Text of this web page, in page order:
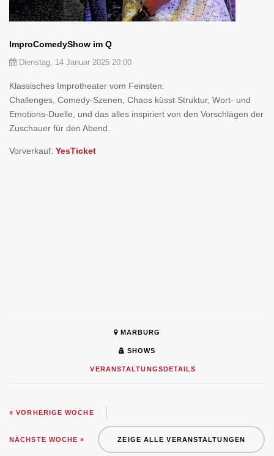
ImproComedyShow im Q
Dienstag, 14 Januar 2025 20:00
Klassisches Improtheater vom Feinsten:
Challenges, Comedy-Szenen, Chaos küsst Struktur, Wort- und
Emotions-Duelle, und das alles inspiriert von den Vorschlägen der
Zuschauer für den Abend.
Vorverkauf: YesTicket
MARBURG
SHOWS
VERANSTALTUNGSDETAILS
« VORHERIGE WOCHE
ZEIGE ALLE VERANSTALTUNGEN
NÄCHSTE WOCHE »